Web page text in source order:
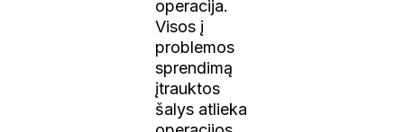
operacija.
Visos į
problemos
sprendimą
įtrauktos
šalys atlieka